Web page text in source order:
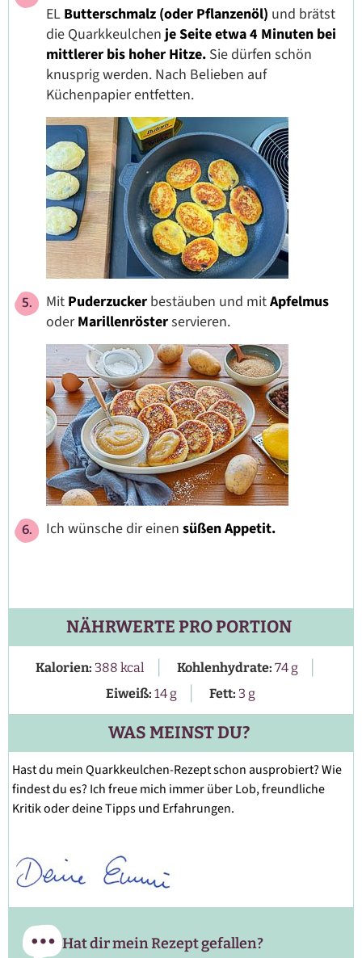
EL Butterschmalz (oder Pflanzenöl) und brätst
die Quarkkeulchen je Seite etwa 4 Minuten bei
mittlerer bis hoher Hitze. Sie dürfen schön
knusprig werden. Nach Belieben auf
Küchenpapier entfetten.
Mit Puderzucker bestäuben und mitApfelmus
oderMarillenrösterservieren.
Ich wünsche dir einen süßen Appetit.
NÄHRWERTE PRO PORTION
Kalorien: 388 kcal | Kohlenhydrate: 74g |
Eiweiß: 14g | Fett: 3 g
WAS MEINST DU?
Hast du mein Quarkkeulchen-Rezept schon ausprobiert? Wie
findest du es? Ich freue mich immer über Lob, freundliche
Kritik oder deine Tipps und Erfahrungen.
Hat dir mein Rezept gefallen?